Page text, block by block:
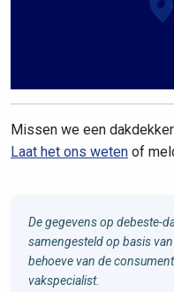
Missen we een
Laat het ons weten of
De gegevens op debeste-
samengesteld op basis
behoeve van de
vakspecialist.